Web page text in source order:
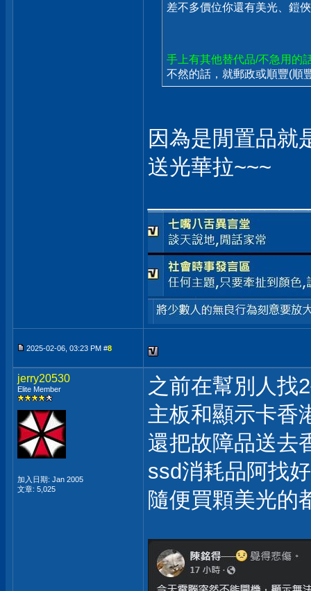
差不多價位你還有美光、鎧
手上有其他替代品/不急用的
不然的話，就郵政或順豐(
因為是閒置品就
送光華拉~~~
2025-02-06, 03:23 PM #8
jerry20530
Elite Member
加入日期: Jan 2005
文章: 5,025
之前在幫別人找
主板和顯示卡香
還把故障品送去
ssd消耗品阿找
隨便買顆美光的